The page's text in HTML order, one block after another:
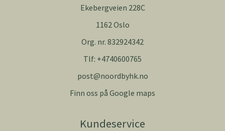
Ekebergveien 228C
1162 Oslo
Org. nr. 832924342
Tlf: +4740600765
post@noordbyhk.no
Finn oss på Google maps
Kundeservice